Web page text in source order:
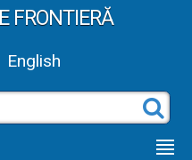
FRONTIERĂ
English